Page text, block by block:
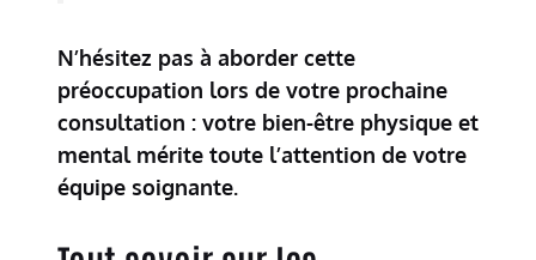
N’hésitez pas à aborder cette
préoccupation lors de votre prochaine
consultation : votre bien-être physique et
mental mérite toute l’attention de votre
équipe soignante.